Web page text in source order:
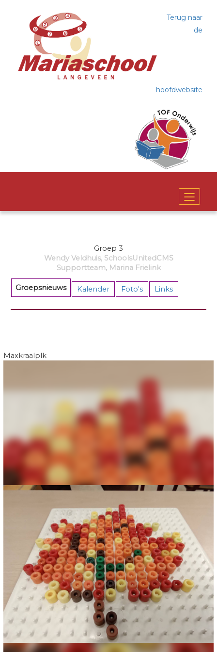
Terug naar
de
hoofdwebsite
Toggle
Groep 3
Wendy Veldhuis, SchoolsUnitedCMS
Supportteam, Marina Frielink
Groepsnieuws Kalender Foto's Links
Maxkraalplk